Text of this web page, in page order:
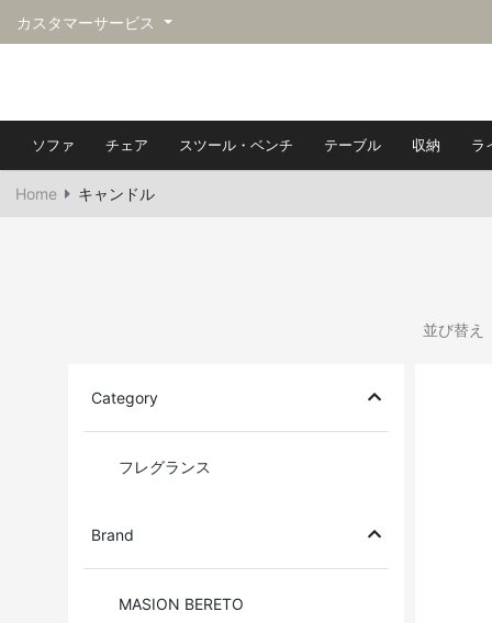
カスタマーサービス
ソファ チェア スツール・ベンチ テーブル 収納 ラ
Home キャンドル
並び替え
Category
フレグランス
Brand
MASION BERETO